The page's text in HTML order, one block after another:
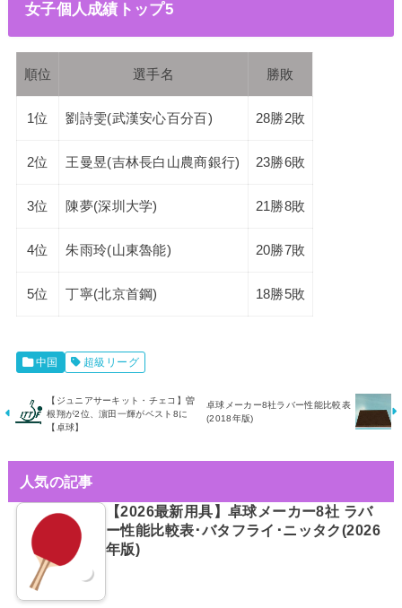
女子個人成績トップ5
順位 選手名 勝敗
1位 劉詩雯(武漢安心百分百) 28勝2敗
2位 王曼昱(吉林長白山農商銀行) 23勝6敗
3位 陳夢(深圳大学) 21勝8敗
4位 朱雨玲(山東魯能) 20勝7敗
5位 丁寧(北京首鋼) 18勝5敗
中国 超級リーグ
【ジュニアサーキット・チェコ】曽
根翔が2位、濵田一輝がベスト8に
【卓球】
卓球メーカー8社ラバー性能比較表
(2018年版)
人気の記事
【2026最新用具】卓球メーカー8社 ラバ
ー性能比較表･バタフライ･ニッタク(2026
年版)